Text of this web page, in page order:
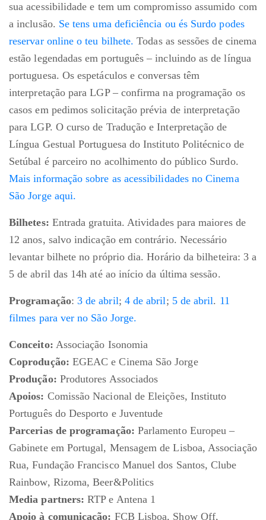
sua acessibilidade e tem um compromisso assumido com
a inclusão. Se tens uma deficiência ou és Surdo podes
reservar online o teu bilhete. Todas as sessões de cinema
estão legendadas em português – incluindo as de língua
portuguesa. Os espetáculos e conversas têm
interpretação para LGP – confirma na programação os
casos em pedimos solicitação prévia de interpretação
para LGP. O curso de Tradução e Interpretação de
Língua Gestual Portuguesa do Instituto Politécnico de
Setúbal é parceiro no acolhimento do público Surdo.
Mais informação sobre as acessibilidades no Cinema
São Jorge aqui.
Bilhetes: Entrada gratuita. Atividades para maiores de
12 anos, salvo indicação em contrário. Necessário
levantar bilhete no próprio dia. Horário da bilheteira: 3 a
5 de abril das 14h até ao início da última sessão.
Programação: 3 de abril; 4 de abril; 5 de abril. 11
filmes para ver no São Jorge.
Conceito: Associação Isonomia
Coprodução: EGEAC e Cinema São Jorge
Produção: Produtores Associados
Apoios: Comissão Nacional de Eleições, Instituto
Português do Desporto e Juventude
Parcerias de programação: Parlamento Europeu –
Gabinete em Portugal, Mensagem de Lisboa, Associação
Rua, Fundação Francisco Manuel dos Santos, Clube
Rainbow, Rizoma, Beer&Politics
Media partners: RTP e Antena 1
Apoio à comunicação: FCB Lisboa, Show Off,